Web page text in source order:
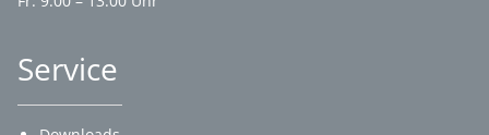
Service